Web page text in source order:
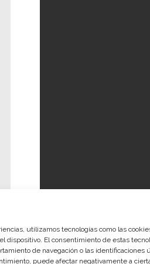
utilizamos tecnologías como las
dispositivo. El consentimiento de estas
de navegación o las identificaciones
puede afectar negativamente a